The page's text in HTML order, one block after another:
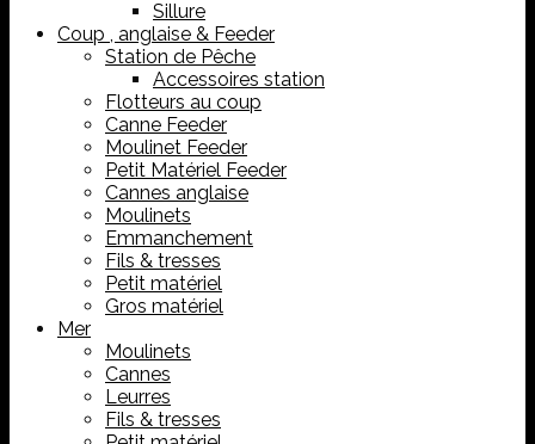
Sillure
Coup , anglaise & Feeder
Station de Pêche
Accessoires station
Flotteurs au coup
Canne Feeder
Moulinet Feeder
Petit Matériel Feeder
Cannes anglaise
Moulinets
Emmanchement
Fils & tresses
Petit matériel
Gros matériel
Mer
Moulinets
Cannes
Leurres
Fils & tresses